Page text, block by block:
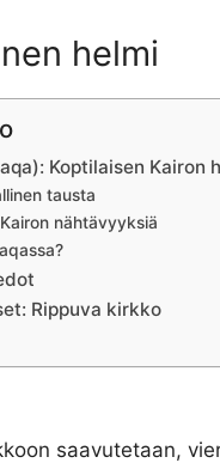
helmi
Koptilaisen Kairon
tausta
nähtävyyksiä
Rippuva kirkko
saavutetaan,